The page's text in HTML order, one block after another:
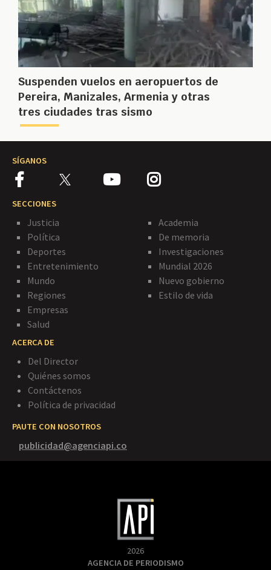
Suspenden vuelos en aeropuertos de
Pereira, Manizales, Armenia y otras
tres ciudades tras sismo
SÍGANOS
SECCIONES
Justicia
Política
Deportes
Entretenimiento
Mundo
Regiones
Empresas
Salud
Academia
De memoria
Investigaciones
Mundial 2026
Nuevo gobierno
Estilo de vida
ACERCA DE
Del Director
Quiénes somos
Contáctenos
Política de privacidad
PAUTE CON NOSOTROS
publicidad@agenciapi.co
2026
AGENCIA DE PERIODISMO